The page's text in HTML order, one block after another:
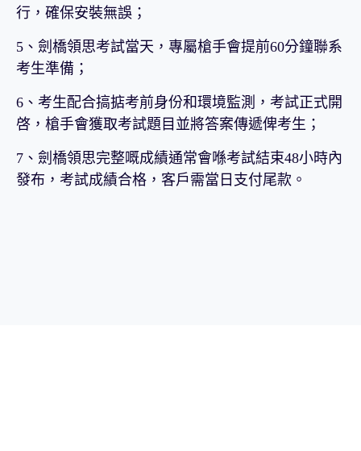
行，確保安裝無誤；
5、劍橋領思考試當天，專屬槍手會提前60分鐘聯系
考生準備；
6、考生配合搞掂考前身份和環境監測，考試正式開
啓，槍手會獲取考試題目並將答案傳遞俾考生；
7、劍橋領思完整嘅成績通常會喺考試結束48小時內
發布，考試成績合格，客戶需當日支付尾款。